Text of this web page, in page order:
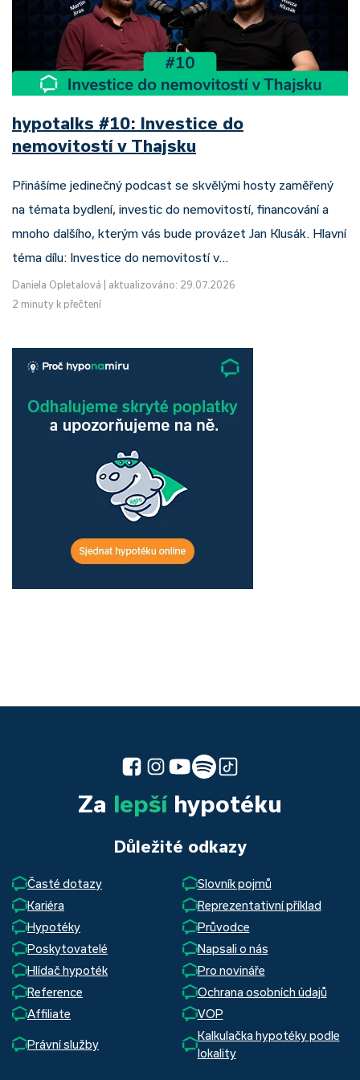
hypotalks #10: Investice do
nemovitostí v Thajsku
Přinášíme jedinečný podcast se skvělými hosty zaměřený
na témata bydlení, investic do nemovitostí, financování a
mnoho dalšího, kterým vás bude provázet Jan Klusák. Hlavní
téma dílu: Investice do nemovitostí v…
Daniela Opletalová
aktualizováno: 29.07.2026
2 minuty k přečtení
Za lepšíhypotéku
Důležité odkazy
Časté dotazy
Slovník pojmů
Kariéra
Reprezentativní příklad
Hypotéky
Průvodce
Poskytovatelé
Napsali o nás
Hlídač hypoték
Pro novináře
Reference
Ochrana osobních údajů
Affiliate
VOP
Právní služby
Kalkulačka hypotéky podle
lokality